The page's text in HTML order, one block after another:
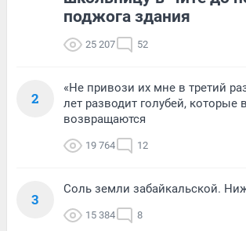
поджога здания
25 207 52
2
«Не привози их мне в третий
лет разводит голубей, которые
возвращаются
19 764 12
3
Соль земли забайкальской.
15 384 8